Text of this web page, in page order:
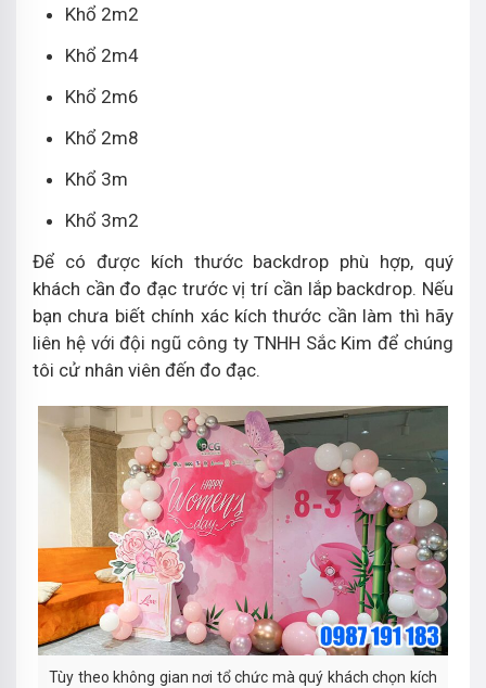
Khổ 2m2
Khổ 2m4
Khổ 2m6
Khổ 2m8
Khổ 3m
Khổ 3m2
Để có được kích thước backdrop phù hợp, quý
khách cần đo đạc trước vị trí cần lắp backdrop. Nếu
bạn chưa biết chính xác kích thước cần làm thì hãy
liên hệ với đội ngũ công ty TNHH Sắc Kim để chúng
tôi cử nhân viên đến đo đạc.
Tùy theo không gian nơi tổ chức mà quý khách chọn kích